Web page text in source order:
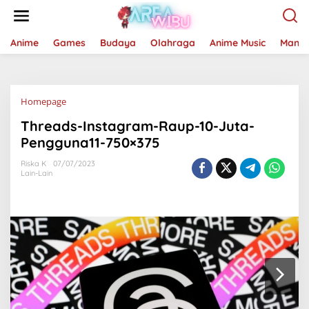
Anime Games Budaya Olahraga Anime Music
HomepageLampiran
Threads-Instagram-Raup-10-Juta-
Pengguna11-750×375
Riska K
07/07/2023
Lain-Lain